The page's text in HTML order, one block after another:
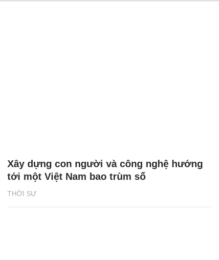
THỜI SỰ
Xây dựng con người và công nghệ hướng
tới một Việt Nam bao trùm số